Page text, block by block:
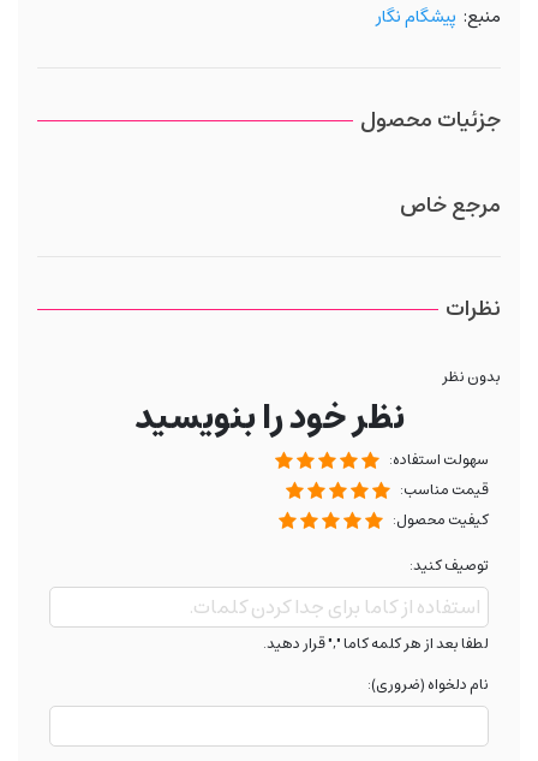
منبع: پیشگام نگار
جزئیات محصول
مرجع خاص
نظرات
بدون نظر
نظر خود را بنویسید
سهولت استفاده:
قیمت مناسب:
کیفیت محصول:
توصیف کنید:
لطفا بعد از هر کلمه کاما "," قرار دهید.
نام دلخواه (ضروری):